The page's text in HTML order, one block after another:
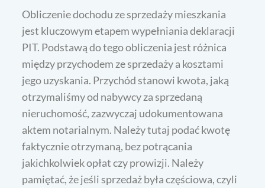
Obliczenie dochodu ze sprzedaży mieszkania
jest kluczowym etapem wypełniania deklaracji
PIT. Podstawą do tego obliczenia jest różnica
między przychodem ze sprzedaży a kosztami
jego uzyskania. Przychód stanowi kwota, jaką
otrzymaliśmy od nabywcy za sprzedaną
nieruchomość, zazwyczaj udokumentowana
aktem notarialnym. Należy tutaj podać kwotę
faktycznie otrzymaną, bez potrącania
jakichkolwiek opłat czy prowizji. Należy
pamiętać, że jeśli sprzedaż była częściowa, czyli